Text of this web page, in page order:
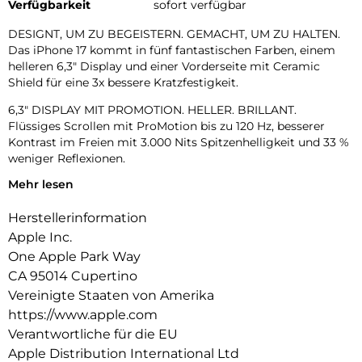
Verfügbarkeit
sofort verfügbar
DESIGNT, UM ZU BEGEISTERN. GEMACHT, UM ZU HALTEN.
Das iPhone 17 kommt in fünf fantastischen Farben, einem
helleren 6,3″ Display und einer Vorderseite mit Ceramic
Shield für eine 3x bessere Kratzfestigkeit.
6,3″ DISPLAY MIT PROMOTION. HELLER. BRILLANT.
Flüssiges Scrollen mit ProMotion bis zu 120 Hz, besserer
Kontrast im Freien mit 3.000 Nits Spitzenhelligkeit und 33 %
weniger Reflexionen.
UNGLAUBLICHE FOTOS.
2x Zoom in optischer Qualität und der 48 MP Fusion
Ultraweitwinkel-Kamera machst du superhochauflösende
Fotos ganz automatisch.
18MP CENTER STAGE FRONTKAMERA. Flexible
Bildausschnitte. Smarte Gruppenselfies, Videos mit
doppelter Aufnahme von Front- und Rückkamera und mehr.
A19 CHIP. VIEL LEISTUNG. VIEL LÄNGER.
Mit einer 5Core GPU unterstützt die verbesserte Neural
Mehr lesen
Herstellerinformation
Apple Inc.
One Apple Park Way
CA 95014 Cupertino
Vereinigte Staaten von Amerika
https://www.apple.com
Verantwortliche für die EU
Apple Distribution International Ltd